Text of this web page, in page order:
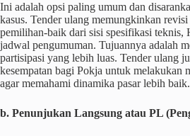
Ini adalah opsi paling umum dan
kasus. Tender ulang memungkinkan
pemilihan-baik dari sisi spesifikasi teknis,
jadwal pengumuman. Tujuannya adalah
partisipasi yang lebih luas. Tender ulang
kesempatan bagi Pokja untuk melakukan
agar memahami dinamika pasar lebih baik.
b. Penunjukan Langsung atau PL